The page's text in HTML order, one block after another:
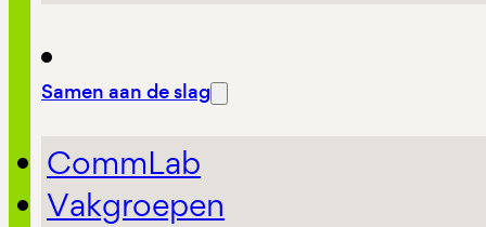
Samen aan de slag
CommLab
Vakgroepen